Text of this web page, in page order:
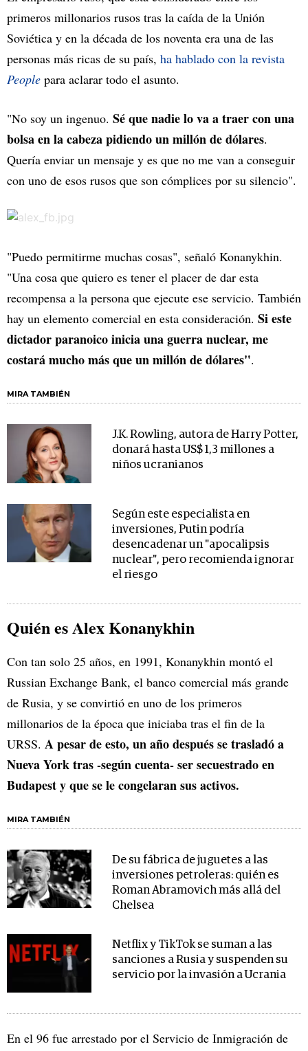
primeros millonarios rusos tras la caída de la Unión
Soviética y en la década de los noventa era una de las
personas más ricas de su país, ha hablado con la revista
People para aclarar todo el asunto.
"No soy un ingenuo. Sé que nadie lo va a traer con una
bolsa en la cabeza pidiendo un millón de dólares.
Quería enviar un mensaje y es que no me van a conseguir
con uno de esos rusos que son cómplices por su silencio".
"Puedo permitirme muchas cosas", señaló Konanykhin.
"Una cosa que quiero es tener el placer de dar esta
recompensa a la persona que ejecute ese servicio. También
hay un elemento comercial en esta consideración. Si este
dictador paranoico inicia una guerra nuclear, me
costará mucho más que un millón de dólares".
MIRA TAMBIÉN
J.K. Rowling, autora de Harry Potter,
donará hasta US$ 1,3 millones a
niños ucranianos
Según este especialista en
inversiones, Putin podría
desencadenar un "apocalipsis
nuclear", pero recomienda ignorar
el riesgo
Quién es Alex Konanykhin
Con tan solo 25 años, en 1991, Konanykhin montó el
Russian Exchange Bank, el banco comercial más grande
de Rusia, y se convirtió en uno de los primeros
millonarios de la época que iniciaba tras el fin de la
URSS. A pesar de esto, un año después se trasladó a
Nueva York tras -según cuenta- ser secuestrado en
Budapest y que se le congelaran sus activos.
MIRA TAMBIÉN
De su fábrica de juguetes a las
inversiones petroleras: quién es
Roman Abramovich más allá del
Chelsea
Netflix y TikTok se suman a las
sanciones a Rusia y suspenden su
servicio por la invasión a Ucrania
En el 96 fue arrestado por el Servicio de Inmigración de